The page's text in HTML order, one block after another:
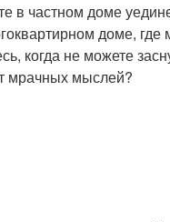
в частном доме
доме, где
когда не можете
мрачных мыслей?